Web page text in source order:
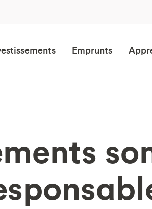
Emprunts